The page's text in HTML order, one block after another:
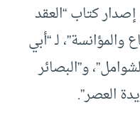
كتاب “العقد
والمؤانسة”، لـ “أبي
و”البصائر
العصر”.